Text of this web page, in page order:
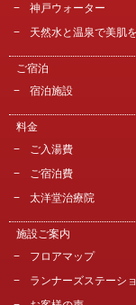
神戸ウォーター
天然水と温泉で美肌を
ご宿泊
宿泊施設
料金
ご入湯費
ご宿泊費
太洋堂治療院
施設ご案内
フロアマップ
ランナーズステーシ